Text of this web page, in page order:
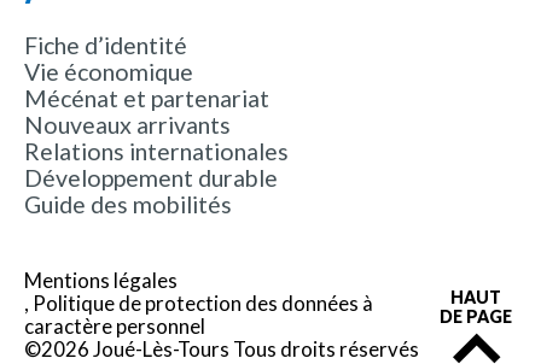
Fiche d’identité
Vie économique
Mécénat et partenariat
Nouveaux arrivants
Relations internationales
Développement durable
Guide des mobilités
Mentions légales
Politique de protection des données à
caractère personnel
©2026 Joué-Lès-Tours Tous droits réservés
HAUT
DE PAGE